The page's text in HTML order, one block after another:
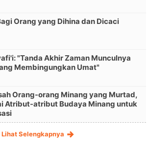
Orang yang Dihina dan Dicaci
"Tanda Akhir Zaman Munculnya
Membingungkan Umat"
Orang-orang Minang yang Murtad,
Atribut-atribut Budaya Minang untuk
Lihat Selengkapnya